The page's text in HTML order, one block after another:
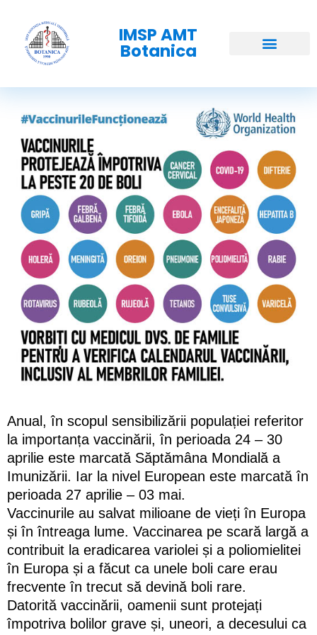
IMSP AMT
Botanica
Anual, în scopul sensibilizării populației referitor
la importanța vaccinării, în perioada 24 – 30
aprilie este marcată Săptămâna Mondială a
Imunizării. Iar la nivel European este marcată în
perioada 27 aprilie – 03 mai.
Vaccinurile au salvat milioane de vieți în Europa
și în întreaga lume. Vaccinarea pe scară largă a
contribuit la eradicarea variolei și a poliomielitei
în Europa și a făcut ca unele boli care erau
frecvente în trecut să devină boli rare.
Datorită vaccinării, oamenii sunt protejați
împotriva bolilor grave și, uneori, a decesului ca